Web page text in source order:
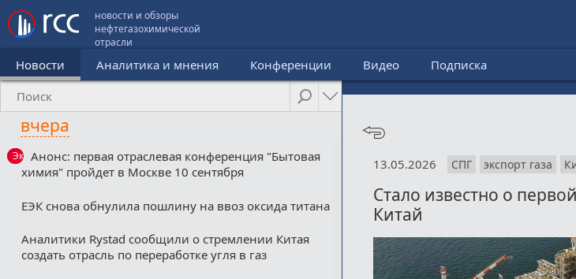
новости и обзоры
нефтегазохимической
отрасли
Новости Аналитика и мнения Конференции Видео Подписка
вчера
Эксклюзив
Анонс: первая отраслевая конференция "Бытовая
химия" пройдет в Москве 10 сентября
ЕЭК снова обнулила пошлину на ввоз оксида титана
Аналитики Rystad сообщили о стремлении Китая
создать отрасль по переработке угля в газ
13.05.2026 СПГ экспорт газа
Стало известно о
Китай